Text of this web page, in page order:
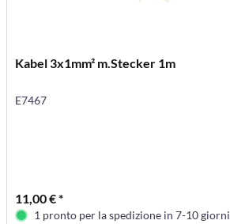
Kabel 3x1mm² m.Stecker 1m
E7467
11,00 € *
1 pronto per la spedizione in 7-10 giorni